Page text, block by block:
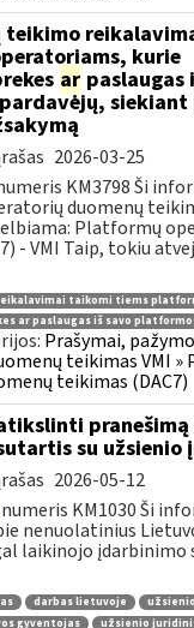
teikimo
kurie
ar paslaugas
2026-03-25
KM3798 Ši
duomenų
Platformų
- VMI Taip, tokiu
taikomi tiems
ar paslaugas iš savo
Prašymai,
teikimas VMI
teikimas (DAC7)
su užsienio
2026-05-12
numeris KM1030 Ši
nenuolatinius
laikinojo įdarbinimo
darbas lietuvoje
gyventojas
užsienio